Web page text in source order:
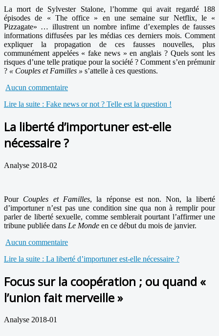
La mort de Sylvester Stalone, l’homme qui avait regardé 188
épisodes de « The office » en une semaine sur Netflix, le «
Pizzagate» … illustrent un nombre infime d’exemples de fausses
informations diffusées par les médias ces derniers mois. Comment
expliquer la propagation de ces fausses nouvelles, plus
communément appelées « fake news » en anglais ? Quels sont les
risques d’une telle pratique pour la société ? Comment s’en prémunir
? « Couples et Familles » s’attelle à ces questions.
Aucun commentaire
Lire la suite : Fake news or not ? Telle est la question !
La liberté d’importuner est-elle
nécessaire ?
Analyse 2018-02
Pour Couples et Familles, la réponse est non. Non, la liberté
d’importuner n’est pas une condition sine qua non à remplir pour
parler de liberté sexuelle, comme semblerait pourtant l’affirmer une
tribune publiée dans Le Monde en ce début du mois de janvier.
Aucun commentaire
Lire la suite : La liberté d’importuner est-elle nécessaire ?
Focus sur la coopération ; ou quand «
l’union fait merveille »
Analyse 2018-01